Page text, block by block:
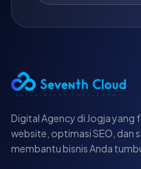
Digital Agency di Jogja
website, optimasi SEO, dan
membantu bisnis Anda